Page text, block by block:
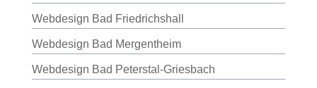
Webdesign Bad Friedrichshall
Webdesign Bad Mergentheim
Webdesign Bad Peterstal-Griesbach